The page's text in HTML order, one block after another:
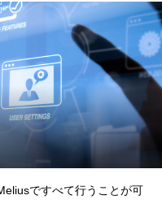
ですべて行うことが可